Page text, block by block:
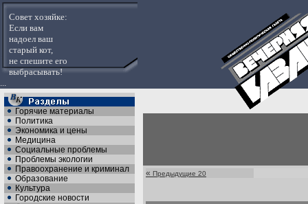
Совет хозяйке:
Если вам
надоел ваш
старый кот,
не спешите его
выбрасывать!
...
Горячие материалы
Политика
Экономика и цены
Медицина
Социальные проблемы
Проблемы экологии
Правоохранение и криминал
Образование
Культура
Городские новости
« Предыдущие 20